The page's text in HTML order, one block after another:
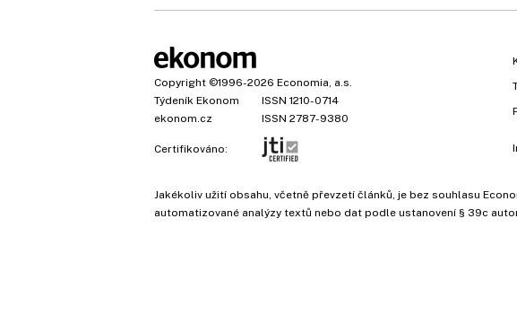
Copyright ©1996-2026 Economia, a.s.
Týdeník Ekonom
ISSN 1210-0714
ekonom.cz
ISSN 2787-9380
Certifikováno:
Jakékoliv užití obsahu, včetně převzetí článků, je bez souhlasu
automatizované analýzy textů nebo dat podle ustanovení § 39c